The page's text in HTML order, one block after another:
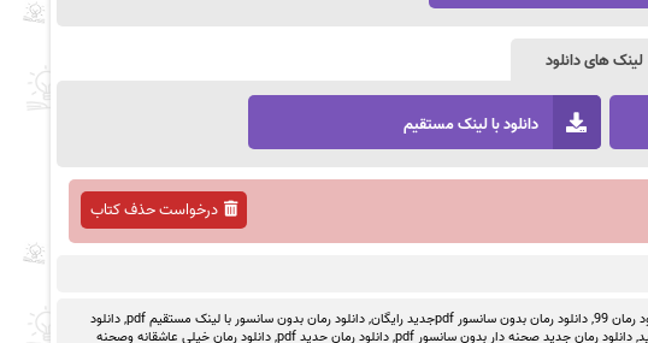
لینک های دانلود
دانلود با لینک مستقیم
درخواست حذف کتاب
رمان 99 ,دانلود رمان بدون سانسور pdfجدید رایگان ,دانلود رمان بدون سانسور با لینک مستقیم pdf ,دانلود
,دانلود رمان جدید صحنه دار بدون سانسور pdf ,دانلود رمان حدید pdf ,دانلود رمان خیلی عاشقانه وصحنه